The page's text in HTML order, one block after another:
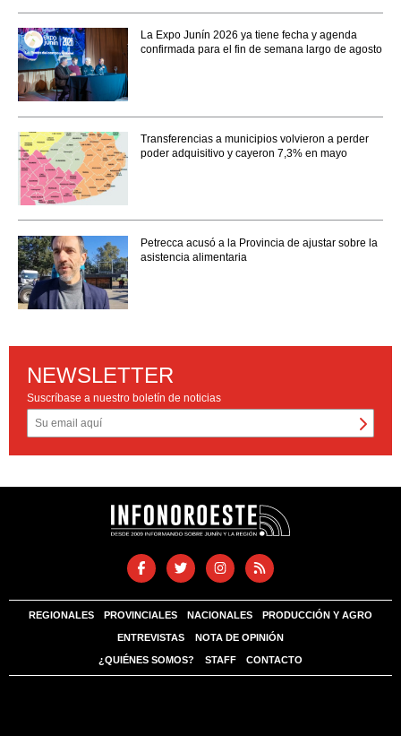
La Expo Junín 2026 ya tiene fecha y agenda
confirmada para el fin de semana largo de agosto
Transferencias a municipios volvieron a perder
poder adquisitivo y cayeron 7,3% en mayo
Petrecca acusó a la Provincia de ajustar sobre la
asistencia alimentaria
NEWSLETTER
Suscríbase a nuestro boletín de noticias
REGIONALES PROVINCIALES NACIONALES PRODUCCIÓN Y AGRO
ENTREVISTAS NOTA DE OPINIÓN
¿QUIÉNES SOMOS? STAFF CONTACTO